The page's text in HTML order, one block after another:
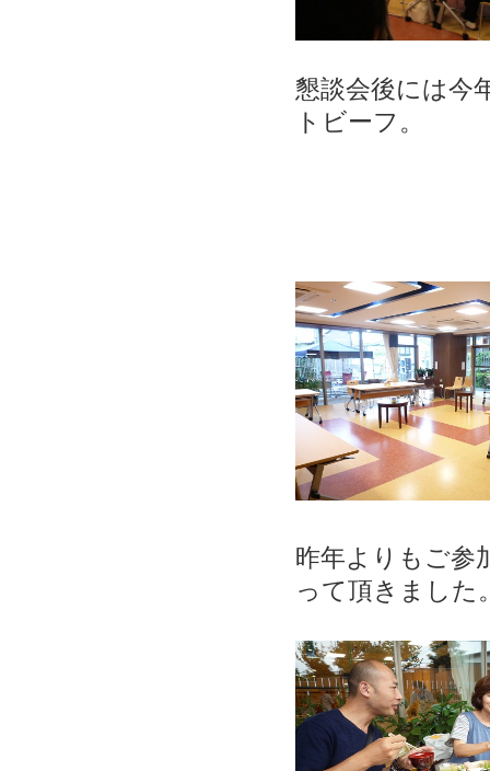
懇談会後には今
トビーフ。
昨年よりもご参
って頂きました